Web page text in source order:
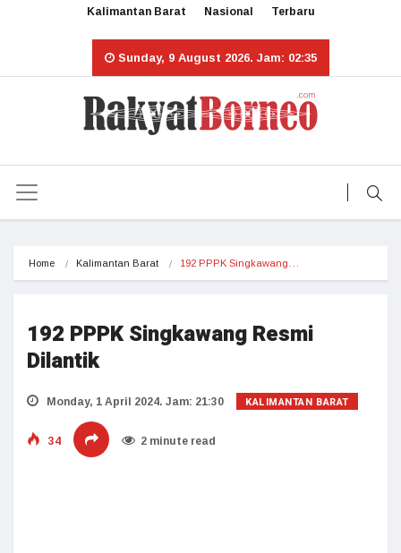
Kalimantan Barat Nasional Terbaru
Sunday, 9 August 2026. Jam: 02:35
Home Kalimantan Barat 192 PPPK Singkawang…
192 PPPK Singkawang Resmi
Dilantik
Monday, 1 April 2024. Jam: 21:30 KALIMANTAN BARAT
34 2 minute read